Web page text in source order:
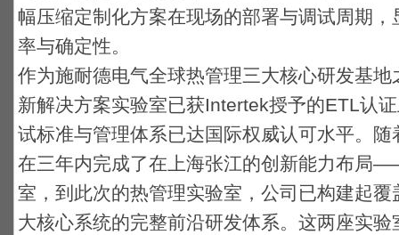
幅压缩定制化方案在现场的部署与调试周期
率与确定性。
作为施耐德电气全球热管理三大核心研发基
新解决方案实验室已获Intertek授予的ETL认
试标准与管理体系已达国际权威认可水平。
在三年内完成了在上海张江的创新能力布局
室，到此次的热管理实验室，公司已构建起覆
大核心系统的完整前沿研发体系。这两座实